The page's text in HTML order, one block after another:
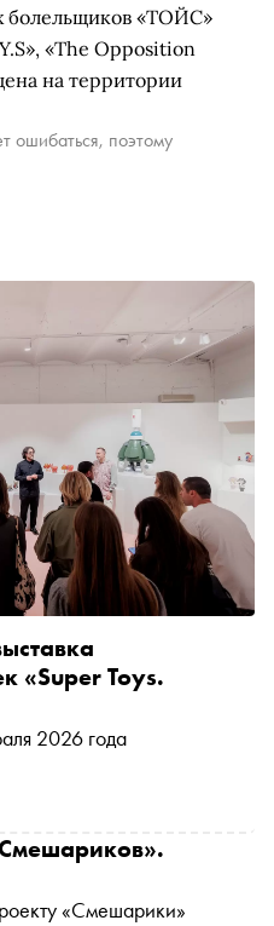
болельщиков «ТОЙС»
«The Opposition
на территории
ошибаться, поэтому
«Super Toys.
2026 года
«Смешарики»